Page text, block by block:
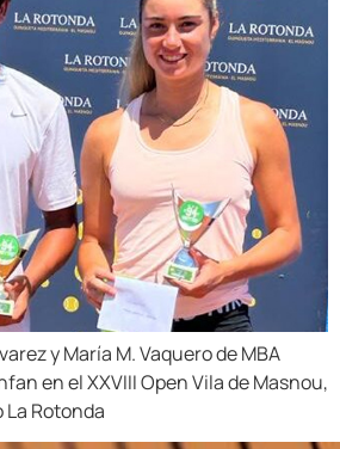
y María M. Vaquero de MBA
en el XXVIII Open Vila de Masnou,
Rotonda